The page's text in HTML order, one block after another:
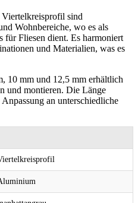
Viertelkreisprofil sind
Wohnbereiche, wo es als
für Fliesen dient. Es harmoniert
und Materialien, was es
10 mm und 12,5 mm erhältlich
und montieren. Die Länge
an unterschiedliche